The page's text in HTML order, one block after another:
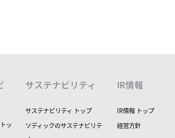
ッ
サステナビリティ
サステナビリティ トップ
ソディックのサステナビリテ
IR情報
IR情報 トップ
経営方針